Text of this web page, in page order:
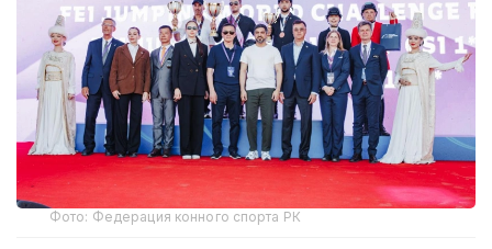
Фото: Федерация конного спорта РК